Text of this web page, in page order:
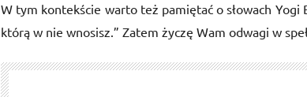
W tym kontekście warto też pamiętać o słowach Yogi
którą w nie wnosisz.” Zatem życzę Wam odwagi w